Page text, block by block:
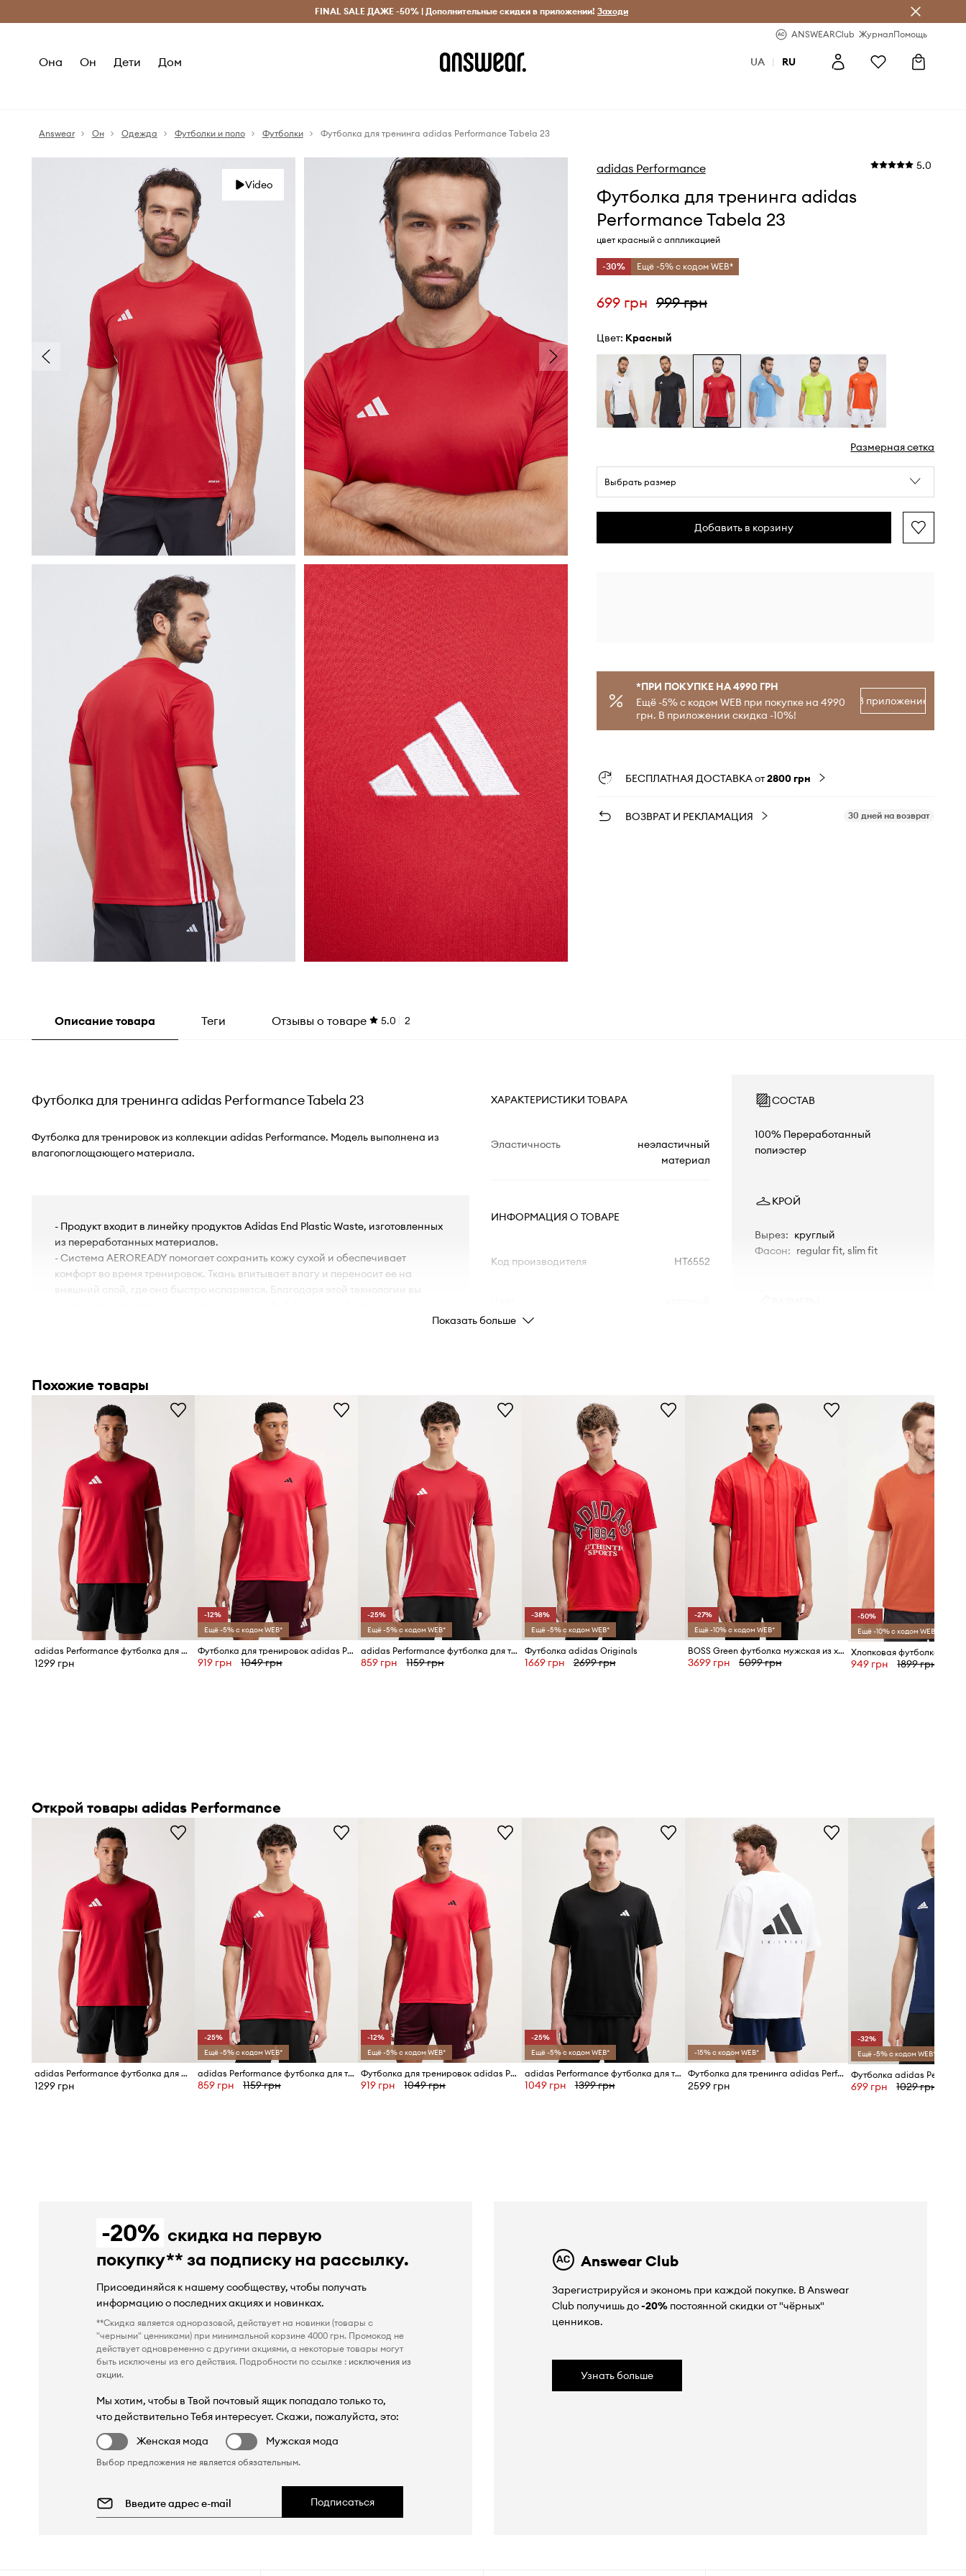
Бесплатная доставка из ЕС (от 2800 грн) Исключительно оригинальные товары Экономь с Answear Club
FINAL SALE ДАЖЕ -50% | Дополнительные скидки в приложении! Заходи
ANSWEARClub ЖурналПомощь
Она Он Дети Дом UA | RU
Answear Он Одежда Футболки и поло Футболки Футболка для тренинга adidas Performance Tabela 23
Video
adidas Performance 5.0
Футболка для тренинга adidas
Performance Tabela 23
цвет красный с аппликацией
-30% Ещё -5% с кодом WEB*
699 грн 999 грн
Цвет: красный
Размерная сетка
Выбрать размер
Добавить в корзину
*ПРИ ПОКУПКЕ НА 4990 ГРН
Ещё -5% с кодом WEB при покупке на 4990
грн. В приложении скидка -10%!
В приложение
БЕСПЛАТНАЯ ДОСТАВКА от2800 грн
ВОЗВРАТ И РЕКЛАМАЦИЯ 30 дней на возврат
Описание товара Теги Отзывы о товаре 5.0 2
Футболка для тренинга adidas Performance Tabela 23
Футболка для тренировок из коллекции adidas Performance. Модель выполнена из
влагопоглощающего материала.
- Продукт входит в линейку продуктов Adidas End Plastic Waste, изготовленных
из переработанных материалов.
- Система AEROREADY помогает сохранить кожу сухой и обеспечивает
комфорт во время тренировок. Ткань впитывает влагу и переносит ее на
внешний слой, где она быстро испаряется. Благодаря этой технологии вы
- Ширина под подмышками: 52 см.
- Параметры указаны для размера: M.
ХАРАКТЕРИСТИКИ ТОВАРА
Эластичность
неэластичный
материал
ИНФОРМАЦИЯ О ТОВАРЕ
Код производителя HT6552
ID Товара
СОСТАВ
100% Переработанный
полиэстер
КРОЙ
Вырез: круглый
Фасон: regular fit, slim fit
Показать больше
Похожие товары
adidas Performance футболка для мужчин из хлопка Entrada26
1299 грн
-12%
Ещё -5% с кодом WEB*
Футболка для тренировок adidas Performance
919 грн 1049 грн
-25%
Ещё -5% с кодом WEB*
adidas Performance футболка для тренировки мужская Tiro 24
859 грн 1159 грн
-38%
Ещё -5% с кодом WEB*
Футболка adidas Originals
1669 грн 2699 грн
-27%
Ещё -10% с кодом WEB*
BOSS Green футболка мужская из хлопка
3699 грн 5099 грн
-50%
Ещё -10% с кодом WEB*
949 грн 1899 грн
Открой товары adidas Performance
adidas Performance футболка для мужчин из хлопка Entrada26
1299 грн
-25%
Ещё -5% с кодом WEB*
adidas Performance футболка для тренировки мужская Tiro 24
859 грн 1159 грн
-12%
Ещё -5% с кодом WEB*
Футболка для тренировок adidas Performance
919 грн 1049 грн
-25%
Ещё -5% с кодом WEB*
adidas Performance футболка для тренировки для мужчин
1049 грн 1399 грн
-15% с кодом WEB*
Футболка для тренинга adidas Performance POWER
2599 грн
-32%
Ещё -5% с кодом WEB*
699 грн 1029 грн
-20% скидка на первую
покупку** за подписку на рассылку.
Присоединяйся к нашему сообществу, чтобы получать
информацию о последних акциях и новинках.
**Скидка является одноразовой, действует на новинки (товары с
"черными" ценниками) при минимальной корзине 4000 грн. Промокод не
действует одновременно с другими акциями, а некоторые товары могут
быть исключены из его действия. Подробности по ссылке : исключения из
акции.
Мы хотим, чтобы в Твой почтовый ящик попадало только то,
что действительно Тебя интересует. Скажи, пожалуйста, это:
Женская мода
Мужская мода
Выбор предложения не является обязательным.
Подписаться
Answear Club
Зарегистрируйся и экономь при каждой покупке. В Answear
Club получишь до-20%постоянной скидки от "чёрных"
ценников.
Узнать больше